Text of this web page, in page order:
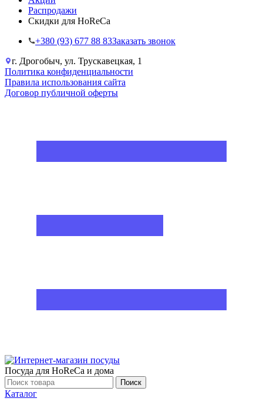
Распродажи
Скидки для HoReCa
+38‎0 (93) 677 88 83Заказать звонок
г. Дрогобыч, ул. Трускавецкая, 1
Политика конфиденциальности
Правила использования сайта
Договор публичной оферты
Посуда для HoReCa и дома
Поиск
Каталог